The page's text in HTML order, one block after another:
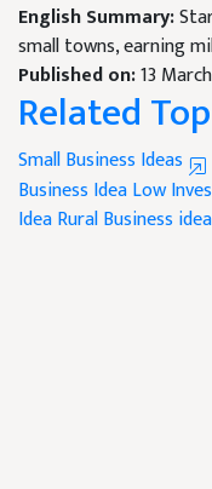
English Summary:
small towns, earning
Published on:13
Related
Small Business Ideas
Business IdeaLow
IdeaRural Business idea